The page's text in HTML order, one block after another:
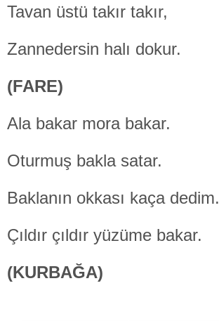
Tavan üstü takır takır,
Zannedersin halı dokur.
(FARE)
Ala bakar mora bakar.
Oturmuş bakla satar.
Baklanın okkası kaça dedim.
Çıldır çıldır yüzüme bakar.
(KURBAĞA)